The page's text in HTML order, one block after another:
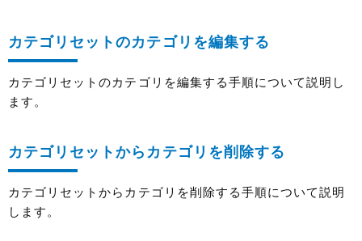
カテゴリセットのカテゴリを編集する
カテゴリセットのカテゴリを編集する手順について説明し
ます。
カテゴリセットからカテゴリを削除する
カテゴリセットからカテゴリを削除する手順について説明
します。